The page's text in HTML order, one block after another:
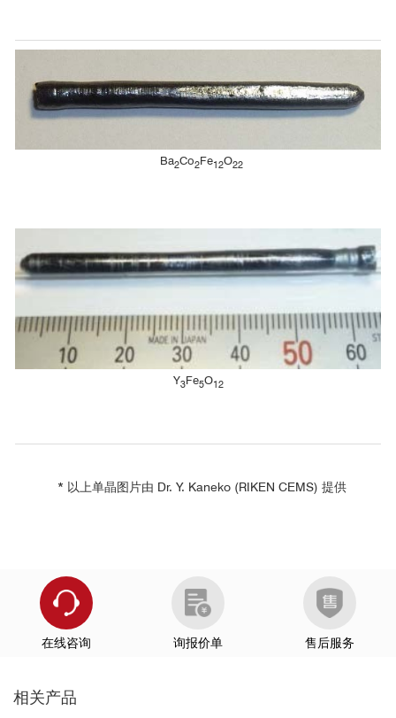
Ba2Co2Fe12O22
Y3Fe5O12
* 以上单晶图片由 Dr. Y. Kaneko (RIKEN CEMS) 提供
在线咨询 询报价单 售后服务
相关产品